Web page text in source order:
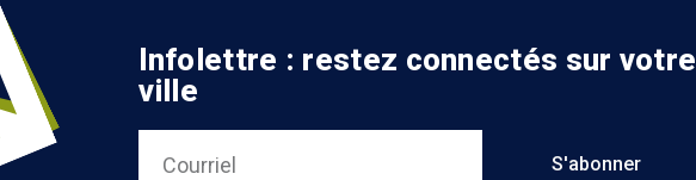
Infolettre : restez connectés sur votre
ville
S'abonner